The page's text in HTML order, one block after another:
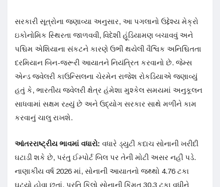
સરકારી સૂત્રોના જણાવ્યા અનુસાર, આ પગલાનો ઉદ્દેશ્ય મેક્રો
ઇકોનોમિક સ્થિરતા જાળવવી, વિદેશી હૂંડિયામણ બચાવવું અને
પશ્ચિમ એશિયાના સંકટને કારણે ઉભી થયેલી વૈશ્વિક અનિશ્ચિતતા
દરમિયાન બિન-જરૂરી આયાતને નિયંત્રિત કરવાનો છે. જેમ્સ
એન્ડ જ્વેલરી કાઉન્સિલના ચેરમેન રાજેશ રોકડિયાએ જણાવ્યું
હતું કે, ભારતીય જ્વેલરી ક્ષેત્ર હંમેશા મુશ્કેલ સમયમાં અનુકૂલન
સાધવામાં સક્ષમ રહ્યું છે અને ઉદ્યોગ સરકાર સાથે મળીને કામ
કરવાનું ચાલુ રાખશે.
આંતરરાષ્ટ્રીય ભાવમાં વધારો: વધારે ડ્યુટી કદાચ સોનાની ખરીદી
ઘટાડી શકે છે, પરંતુ ઈમ્પોર્ટ બિલ પર તેની મોટી અસર નહીં પડે.
નાણાકીય વર્ષ 2026 માં, સોનાની આયાતનો જથ્થો 4.76 ટકા
ઘટ્યો હોવા છતાં, પ્રતિ કિલો સોનાની કિંમત 30.3 ટકા વધીને